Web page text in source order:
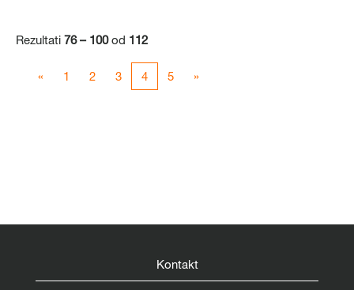
Rezultati 76 – 100od 112
« 1 2 3 4 5 »
Kontakt